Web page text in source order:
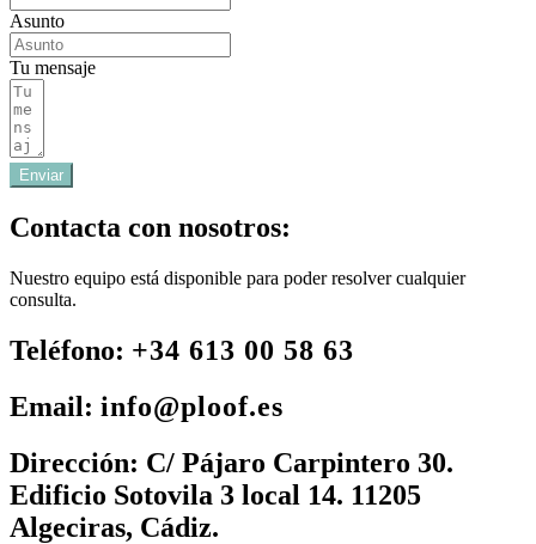
Asunto
Tu mensaje
Enviar
Contacta con nosotros:
Nuestro equipo está disponible para poder resolver cualquier
consulta.
Teléfono: +34 613 00 58 63
Email: info@ploof.es
Dirección: C/ Pájaro Carpintero 30.
Edificio Sotovila 3 local 14. 11205
Algeciras, Cádiz.